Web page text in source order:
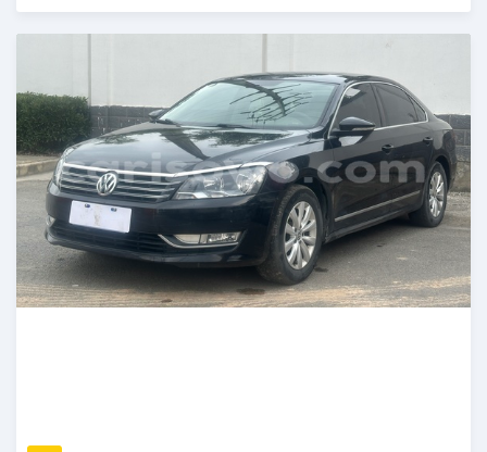
Publié il y a 5 jours